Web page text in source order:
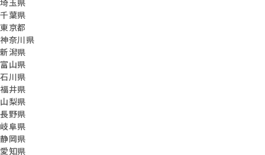
埼玉県
千葉県
東京都
神奈川県
新潟県
富山県
石川県
福井県
山梨県
長野県
岐阜県
静岡県
愛知県